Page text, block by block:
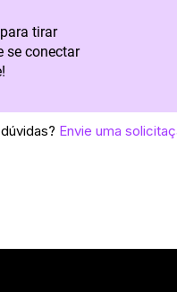
tirar
se conectar
Envie uma